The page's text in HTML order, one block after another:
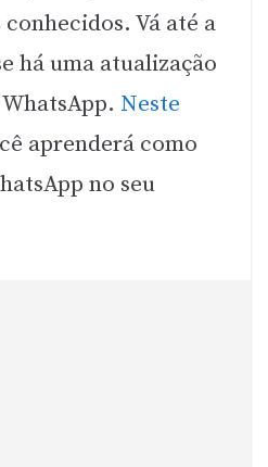
Vá até a
há uma atualização
Neste
aprenderá como
no seu